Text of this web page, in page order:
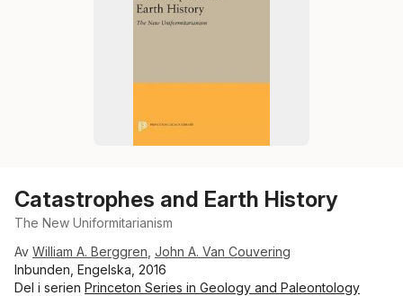
Catastrophes and Earth History
The New Uniformitarianism
Av William A. Berggren John A. Van Couvering
Inbunden, Engelska, 2016
Del i serien Princeton Series in Geology and Paleontology